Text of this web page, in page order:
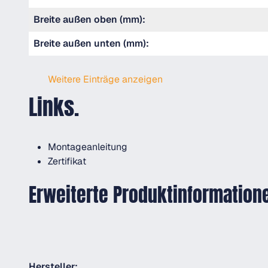
Breite außen oben (mm):
Breite außen unten (mm):
Weitere Einträge anzeigen
Links.
Montageanleitung
Zertifikat
Erweiterte